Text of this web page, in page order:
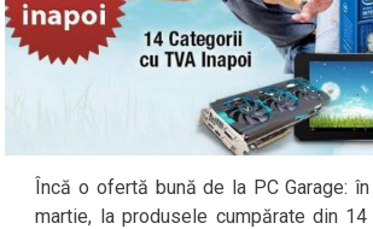
Încă o ofertă bună de la PC Garage:
martie, la produsele cumpărate din